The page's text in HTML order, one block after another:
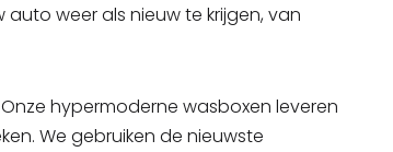
weer als nieuw te krijgen, van
hypermoderne wasboxen leveren
We gebruiken de nieuwste